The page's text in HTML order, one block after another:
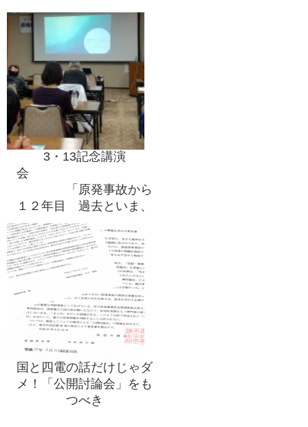
3・13記念講演
会
「原発事故から
１２年目 過去といま、
未来を考える」講師：吉
田千亜さん
国と四電の話だけじゃダ
メ！「公開討論会」をも
つべき